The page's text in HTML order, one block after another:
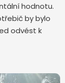
hodnotu.
by bylo
odvést k